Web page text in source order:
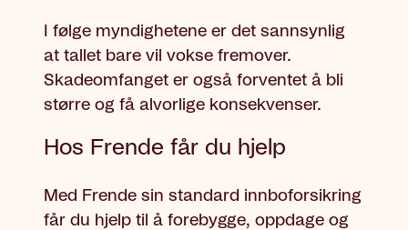
I følge myndighetene er det sannsynlig
at tallet bare vil vokse fremover.
Skadeomfanget er også forventet å bli
større og få alvorlige konsekvenser.
Hos Frende får du hjelp
Med Frende sin standard innboforsikring
får du hjelp til å forebygge, oppdage og